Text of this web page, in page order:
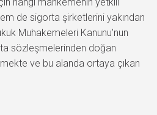
de sigorta şirketlerini yakından
Muhakemeleri Kanunu’nun
sözleşmelerinden doğan
ve bu alanda ortaya çıkan